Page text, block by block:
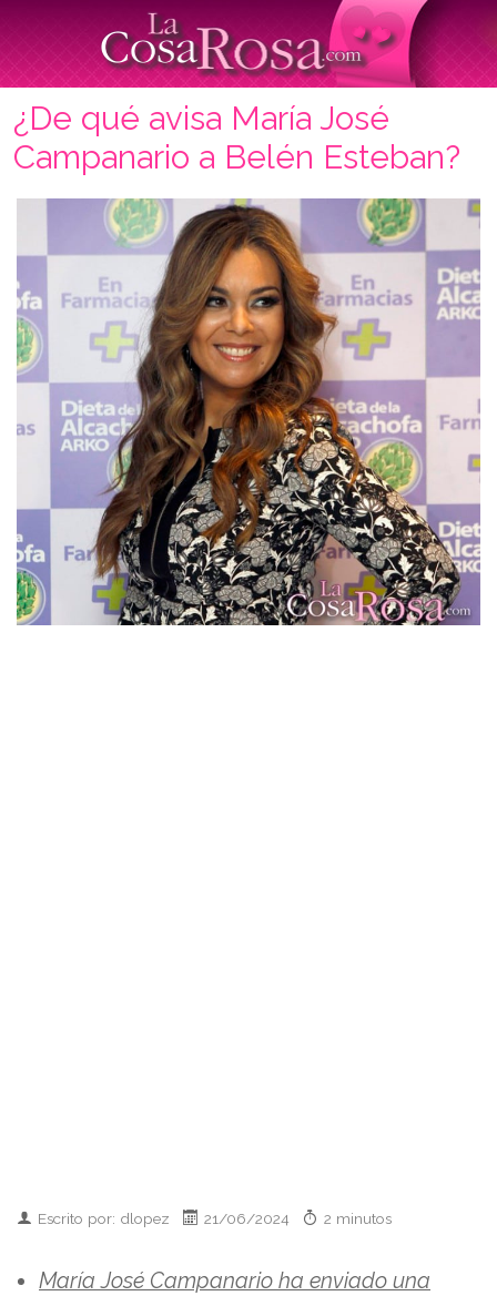
¿De qué avisa María José
Campanario a Belén Esteban?
Escrito por: dlopez 21/06/2024 2 minutos
María José Campanario ha enviado una